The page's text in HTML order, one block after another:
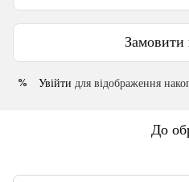
% Увійти для відображення
До